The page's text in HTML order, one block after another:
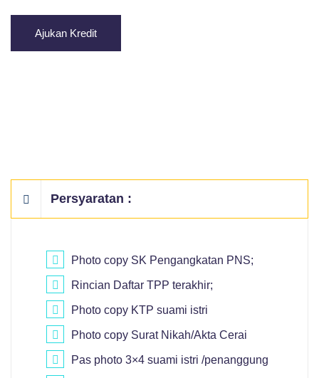
Ajukan Kredit
Persyaratan :
Photo copy SK Pengangkatan PNS;
Rincian Daftar TPP terakhir;
Photo copy KTP suami istri
Photo copy Surat Nikah/Akta Cerai
Pas photo 3×4 suami istri /penanggung